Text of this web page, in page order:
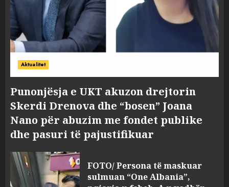
Aktualitet
Punonjësja e UKT akuzon drejtorin
Skerdi Drenova dhe “bosen” Joana
Nano për abuzim me fondet publike
dhe pasuri të pajustifikuar
FOTO/ Persona të maskuar
sulmuan “One Albania”,